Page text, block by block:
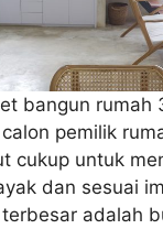
bangun rumah
pemilik
cukup untuk
dan sesuai
adalah